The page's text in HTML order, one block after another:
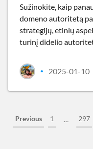
Sužinokite, kaip
domeno autoritetą
strategijų, etinių
turinį didelio
• 2025-01-10
Previous 1 … 297